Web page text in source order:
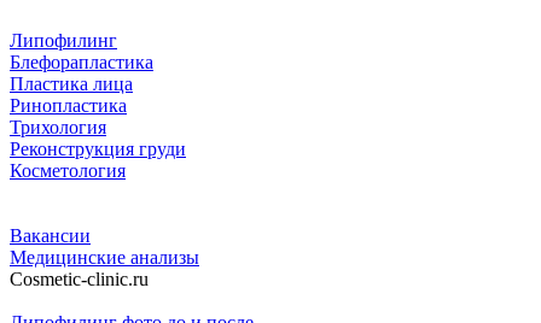
Липофилинг
Блефорапластика
Пластика лица
Ринопластика
Трихология
Реконструкция груди
Косметология
Вакансии
Медицинские анализы
Cosmetic-clinic.ru